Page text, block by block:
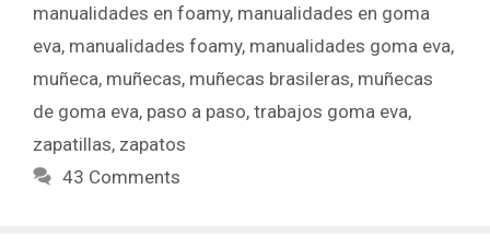
manualidades en foamy, manualidades en goma
eva, manualidades foamy, manualidades goma eva,
muñeca, muñecas, muñecas brasileras, muñecas
de goma eva, paso a paso, trabajos goma eva,
zapatillas, zapatos
43 Comments